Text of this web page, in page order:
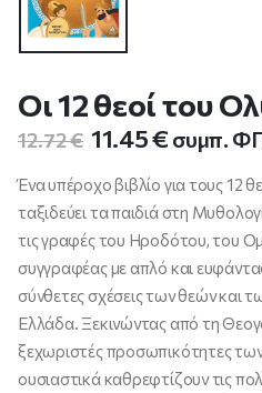
Οι 12 θεοί του
12.72€ Original
was:
12.72 €.
11.45€Η
τρέχουσα
τιμή
είναι:
11.45 €.
συμπ.
Ένα υπέροχο βιβλίο για τους 12
ταξιδεύει τα παιδιά στη
τις γραφές του Ηροδότου, του
συγγραφέας με απλό και
σύνθετες σχέσεις των θεών και
Ελλάδα. Ξεκινώντας από τη
ξεχωριστές προσωπικότητες
ουσιαστικά καθρεφτίζουν τις